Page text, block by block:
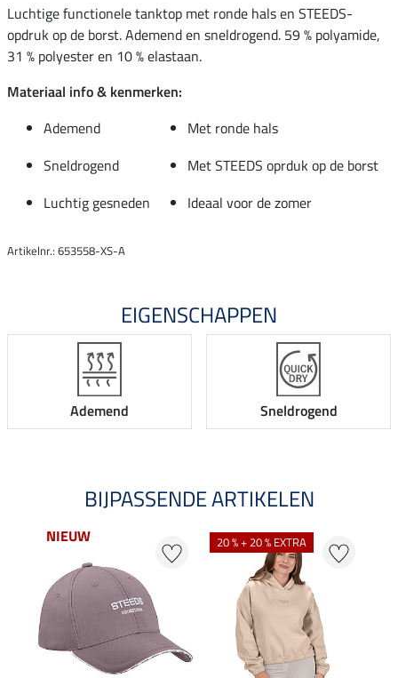
Luchtige functionele tanktop met ronde hals en STEEDS-
opdruk op de borst. Ademend en sneldrogend. 59 % polyamide,
31 % polyester en 10 % elastaan.
Materiaal info & kenmerken:
Ademend
Met ronde hals
Sneldrogend
Met STEEDS oprduk op de borst
Luchtig gesneden
Ideaal voor de zomer
Artikelnr.: 653558-XS-A
EIGENSCHAPPEN
Ademend Sneldrogend
BIJPASSENDE ARTIKELEN
NIEUW 20 % + 20 % EXTRA